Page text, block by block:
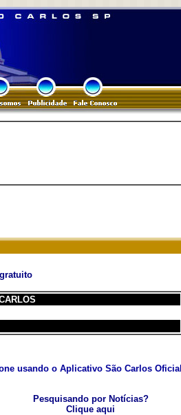
usando o Aplicativo São Carlos Oficial
Pesquisando por Notícias?
Clique aqui